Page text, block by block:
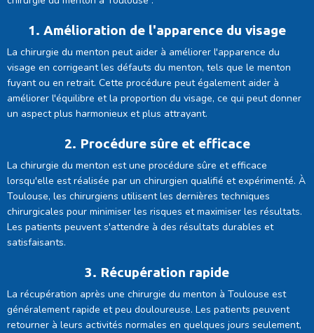
1. Amélioration de l'apparence du visage
La chirurgie du menton peut aider à améliorer l'apparence du
visage en corrigeant les défauts du menton, tels que le menton
fuyant ou en retrait. Cette procédure peut également aider à
améliorer l'équilibre et la proportion du visage, ce qui peut donner
un aspect plus harmonieux et plus attrayant.
2. Procédure sûre et efficace
La chirurgie du menton est une procédure sûre et efficace
lorsqu'elle est réalisée par un chirurgien qualifié et expérimenté. À
Toulouse, les chirurgiens utilisent les dernières techniques
chirurgicales pour minimiser les risques et maximiser les résultats.
Les patients peuvent s'attendre à des résultats durables et
satisfaisants.
3. Récupération rapide
La récupération après une chirurgie du menton à Toulouse est
généralement rapide et peu douloureuse. Les patients peuvent
retourner à leurs activités normales en quelques jours seulement,